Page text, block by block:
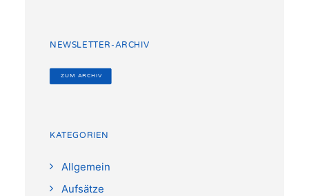
NEWSLETTER-ARCHIV
ZUM ARCHIV
KATEGORIEN
Allgemein
Aufsätze